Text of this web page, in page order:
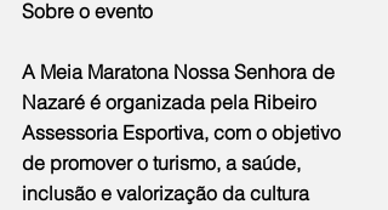
Sobre o evento
A Meia Maratona Nossa Senhora de
Nazaré é organizada pela Ribeiro
Assessoria Esportiva, com o objetivo
de promover o turismo, a saúde,
inclusão e valorização da cultura